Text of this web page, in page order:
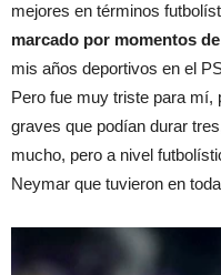
mejores en términos
marcado por momentos
mis años deportivos en el
Pero fue muy triste para mí,
graves que podían durar
mucho, pero a nivel
Neymar que tuvieron en